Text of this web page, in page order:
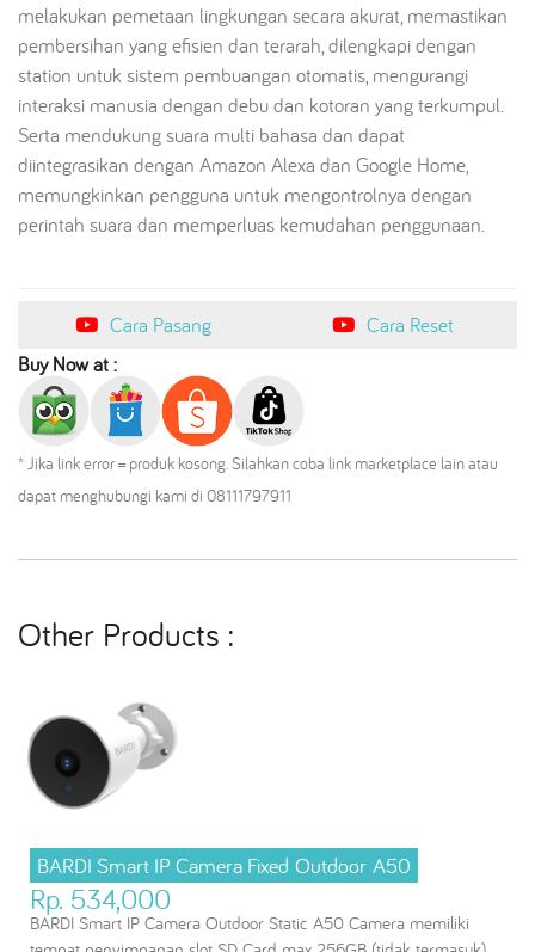
melakukan pemetaan lingkungan secara akurat, memastikan
pembersihan yang efisien dan terarah, dilengkapi dengan
station untuk sistem pembuangan otomatis, mengurangi
interaksi manusia dengan debu dan kotoran yang terkumpul.
Serta mendukung suara multi bahasa dan dapat
diintegrasikan dengan Amazon Alexa dan Google Home,
memungkinkan pengguna untuk mengontrolnya dengan
perintah suara dan memperluas kemudahan penggunaan.
Cara Pasang
Cara Reset
Buy Now at :
* Jika link error = produk kosong. Silahkan coba link marketplace lain atau
dapat menghubungi kami di 08111797911
Other Products :
BARDI Smart IP Camera Fixed Outdoor A50
Rp. 534,000
BARDI Smart IP Camera Outdoor Static A50 Camera memiliki